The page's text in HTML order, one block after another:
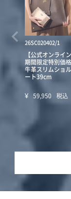
26SC020402/1
【公式オンライ
期間限定特別価格
牛革スリムショ
ート39cm
¥ 59,950 税込